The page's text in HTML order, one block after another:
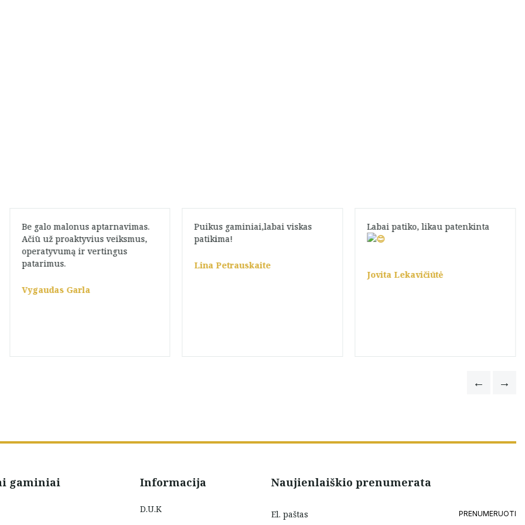
Be galo malonus aptarnavimas.
Ačiū už proaktyvius veiksmus,
operatyvumą ir vertingus
patarimus.
Vygaudas Garla
Puikus gaminiai,labai viskas
patikima!
Lina Petrauskaite
Labai patiko, likau patenkinta
Jovita Lekavičiūtė
gaminiai Informacija
D.U.K
Naujienlaiškio prenumerata
PRENUMERUOTI